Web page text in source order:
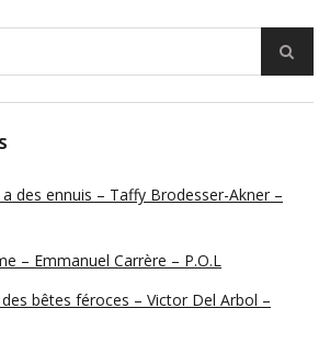
des ennuis – Taffy Brodesser-Akner –
– Emmanuel Carrère – P.O.L
bêtes féroces – Victor Del Arbol –